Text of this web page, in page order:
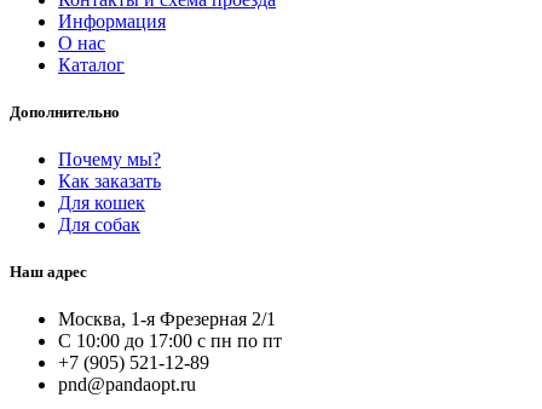
Информация
О нас
Каталог
Дополнительно
Почему мы?
Как заказать
Для кошек
Для собак
Наш адрес
Москва, 1-я Фрезерная 2/1
С 10:00 до 17:00 с пн по пт
+7 (905) 521-12-89
pnd@pandaopt.ru